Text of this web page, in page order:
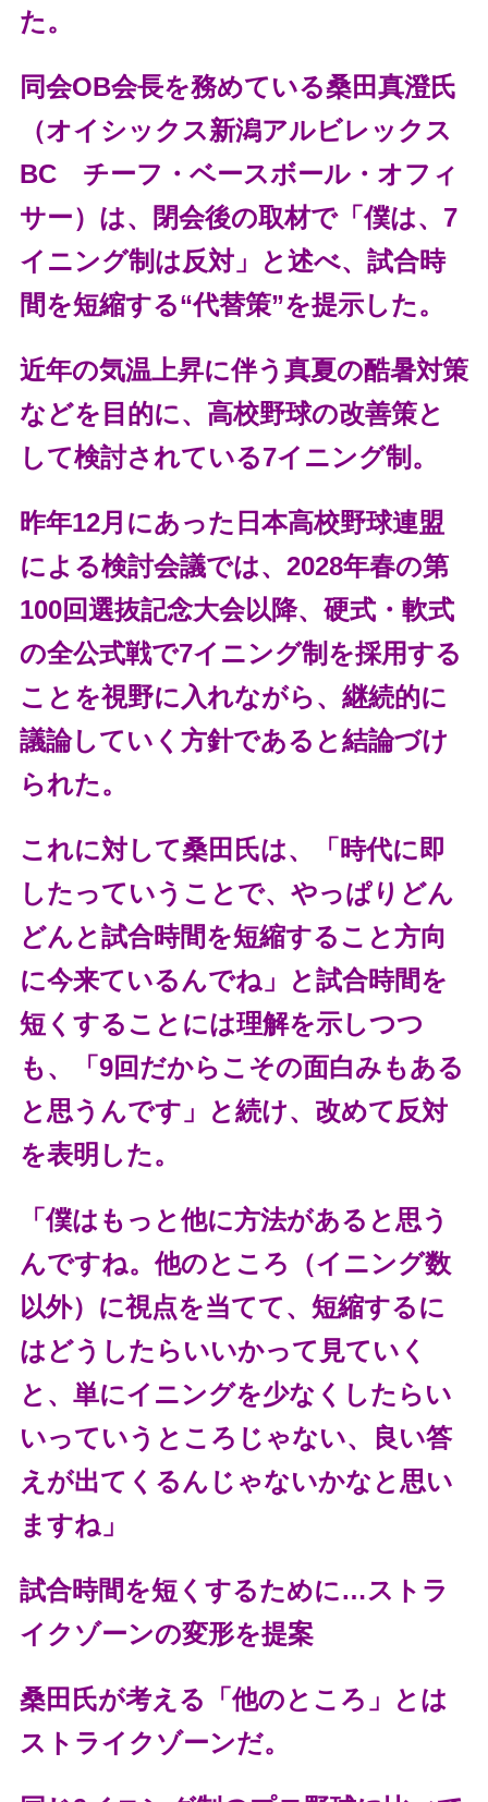
た。
同会OB会長を務めている桑田真澄氏
（オイシックス新潟アルビレックス
BC チーフ・ベースボール・オフィ
サー）は、閉会後の取材で「僕は、7
イニング制は反対」と述べ、試合時
間を短縮する“代替策”を提示した。
近年の気温上昇に伴う真夏の酷暑対策
などを目的に、高校野球の改善策と
して検討されている7イニング制。
昨年12月にあった日本高校野球連盟
による検討会議では、2028年春の第
100回選抜記念大会以降、硬式・軟式
の全公式戦で7イニング制を採用する
ことを視野に入れながら、継続的に
議論していく方針であると結論づけ
られた。
これに対して桑田氏は、「時代に即
したっていうことで、やっぱりどん
どんと試合時間を短縮すること方向
に今来ているんでね」と試合時間を
短くすることには理解を示しつつ
も、「9回だからこその面白みもある
と思うんです」と続け、改めて反対
を表明した。
「僕はもっと他に方法があると思う
んですね。他のところ（イニング数
以外）に視点を当てて、短縮するに
はどうしたらいいかって見ていく
と、単にイニングを少なくしたらい
いっていうところじゃない、良い答
えが出てくるんじゃないかなと思い
ますね」
試合時間を短くするために…ストラ
イクゾーンの変形を提案
桑田氏が考える「他のところ」とは
ストライクゾーンだ。